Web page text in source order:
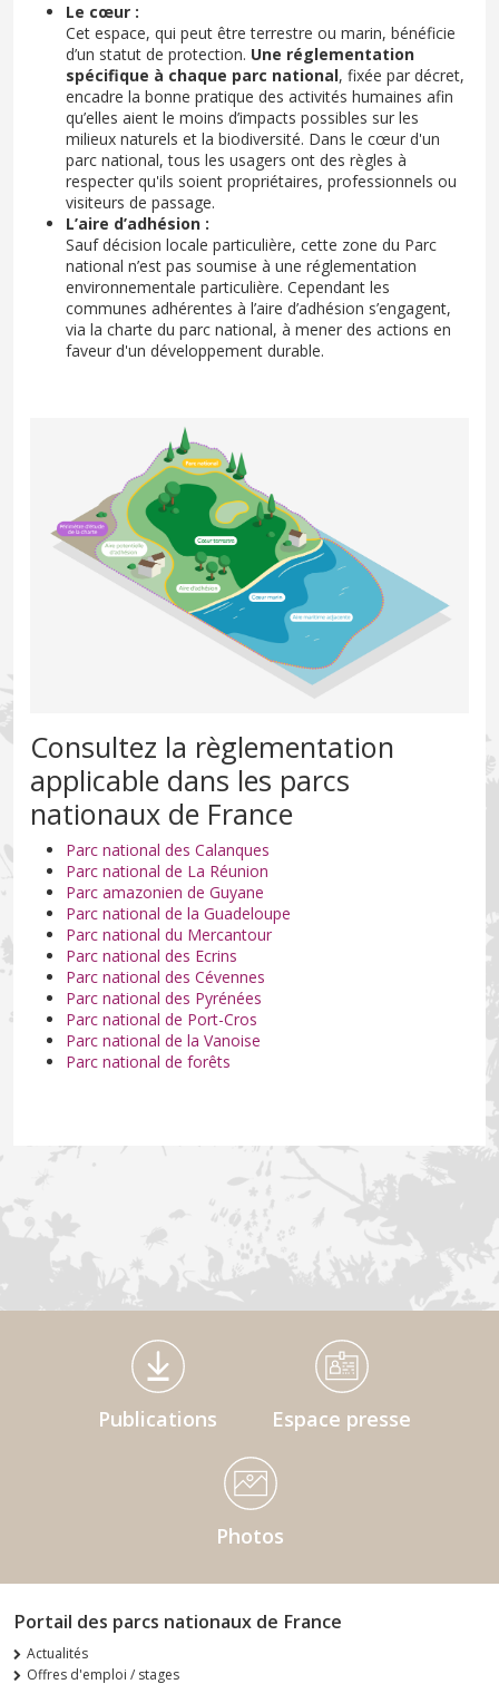
Le cœur :
Cet espace, qui peut être terrestre ou marin, bénéficie
d’un statut de protection. Une réglementation
spécifique à chaque parc national, fixée par décret,
encadre la bonne pratique des activités humaines afin
qu’elles aient le moins d’impacts possibles sur les
milieux naturels et la biodiversité. Dans le cœur d'un
parc national, tous les usagers ont des règles à
respecter qu'ils soient propriétaires, professionnels ou
visiteurs de passage.
L’aire d’adhésion :
Sauf décision locale particulière, cette zone du Parc
national n’est pas soumise à une réglementation
environnementale particulière. Cependant les
communes adhérentes à l’aire d’adhésion s’engagent,
via la charte du parc national, à mener des actions en
faveur d'un développement durable.
Consultez la règlementation
applicable dans les parcs
nationaux de France
Parc national des Calanques
Parc national de La Réunion
Parc amazonien de Guyane
Parc national de la Guadeloupe
Parc national du Mercantour
Parc national des Ecrins
Parc national des Cévennes
Parc national des Pyrénées
Parc national de Port-Cros
Parc national de la Vanoise
Parc national de forêts
Médiathèque Footer
Publications Espace presse
Photos
Portail des parcs nationaux de France
Actualités
Offres d'emploi / stages